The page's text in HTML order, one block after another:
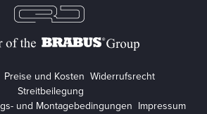
Preise und Kosten Widerrufsrecht
Streitbeilegung
und Montagebedingungen Impressum